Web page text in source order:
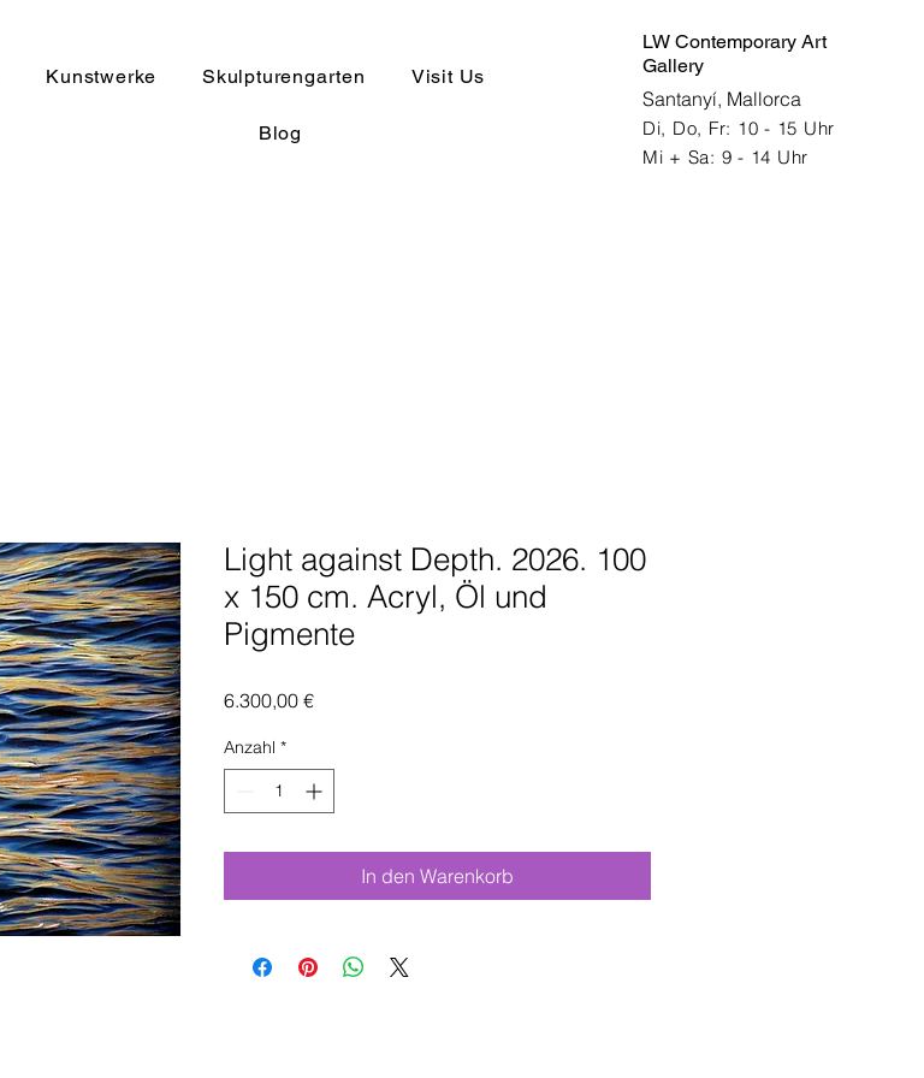
LW Contemporary Art
Gallery
Santanyí, Mallorca
Di, Do, Fr: 10 - 15 Uhr
Mi + Sa: 9 - 14 Uhr
Kunstwerke Skulpturengarten Visit Us
Blog
Light against Depth. 2026. 100
x 150 cm. Acryl, Öl und
Pigmente
6.300,00 €Preis
Anzahl *
In den Warenkorb